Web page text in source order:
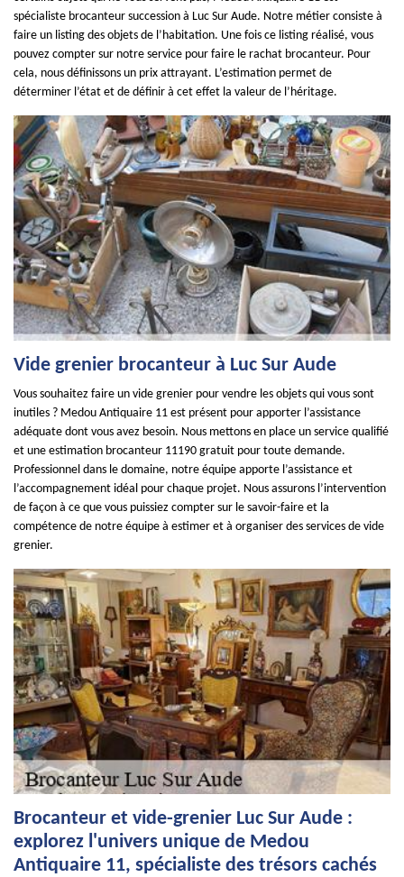
spécialiste brocanteur succession à Luc Sur Aude. Notre métier consiste à
faire un listing des objets de l’habitation. Une fois ce listing réalisé, vous
pouvez compter sur notre service pour faire le rachat brocanteur. Pour
cela, nous définissons un prix attrayant. L’estimation permet de
déterminer l’état et de définir à cet effet la valeur de l’héritage.
Vide grenier brocanteur à Luc Sur Aude
Vous souhaitez faire un vide grenier pour vendre les objets qui vous sont
inutiles ? Medou Antiquaire 11 est présent pour apporter l’assistance
adéquate dont vous avez besoin. Nous mettons en place un service qualifié
et une estimation brocanteur 11190 gratuit pour toute demande.
Professionnel dans le domaine, notre équipe apporte l’assistance et
l’accompagnement idéal pour chaque projet. Nous assurons l’intervention
de façon à ce que vous puissiez compter sur le savoir-faire et la
compétence de notre équipe à estimer et à organiser des services de vide
grenier.
Brocanteur et vide-grenier Luc Sur Aude :
explorez l'univers unique de Medou
Antiquaire 11, spécialiste des trésors cachés